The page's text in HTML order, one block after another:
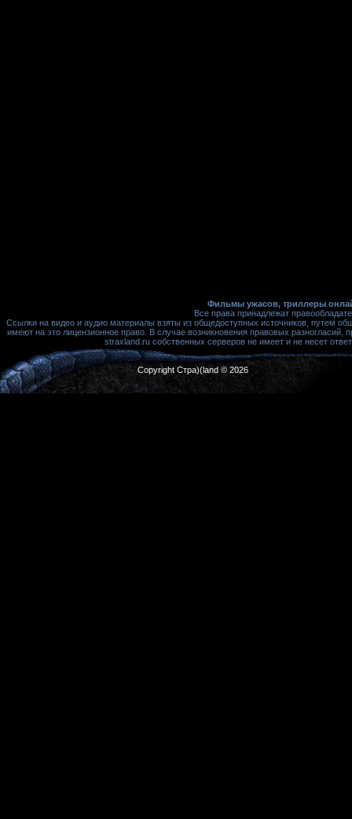
Фильмы ужасов, триллеры
Все права принадлежат
Ссылки на видео и аудио материалы взяты из общедоступных источников, путем
имеют на это лицензионное право. В случае возникновения правовых
straxland.ru собственных серверов не имеет и не несет
Copyright Стра)(land © 2026